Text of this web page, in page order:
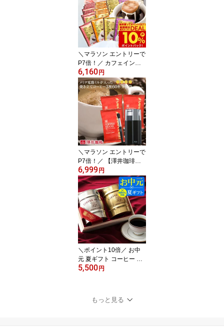
澤井珈琲 1kg 2kg やくも
ブレンド やくも濃い味
福袋 セット 良い香り コ
ク深い【RD】【TS】
＼マラソン エントリーで
P7倍！／ カフェインレ
ス コーヒー 珈琲 ドリッ
プバッグ "お得な福袋！
デカフェ でもしっかり美
味しいノンカフェイン
。" 澤井珈琲 ドリップコ
ーヒー マンデリン・ブラ
ジル・モカ・ブレンド4
種 飲み比べ セット【R
D】【TS】
6,160 円
＼マラソン エントリーで
P7倍！／ 【澤井珈琲】 5
分で実感！挽きたて電動
ミルが入った焼きたてコ
ーヒー福袋 77（珈琲/コ
ーヒー豆 コーヒー粉/珈
琲豆/ミル/メリタ/バリエ
ピアッツァ） 楽天 セレ
クトグラインダー 後継機
【RD】 【TS】
6,999 円
＼ポイント10倍／ お中
元 夏ギフト コーヒー 澤
井珈琲 送料無料 コーヒ
ント "お洒落な樽缶を木
箱に詰めたワンランク上
5,500 円
もっと見る